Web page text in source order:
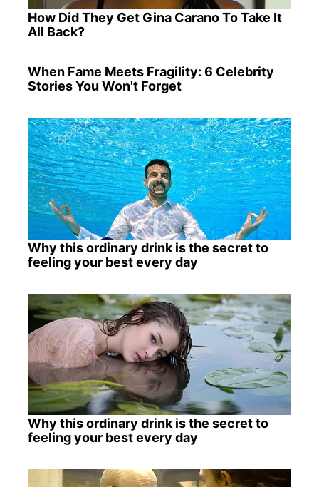
How Did They Get Gina Carano To Take It
All Back?
When Fame Meets Fragility: 6 Celebrity
Stories You Won't Forget
Why this ordinary drink is the secret to
feeling your best every day
Why this ordinary drink is the secret to
feeling your best every day